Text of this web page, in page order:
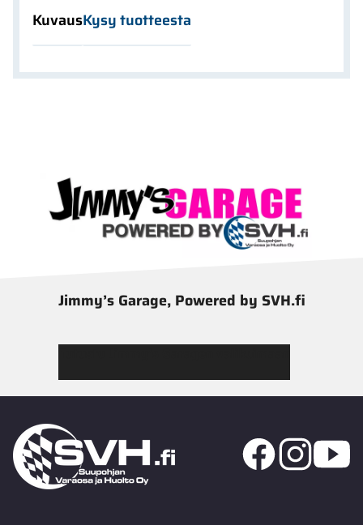
KuvausKysy tuotteesta
Jimmy’s Garage, Powered by SVH.fi